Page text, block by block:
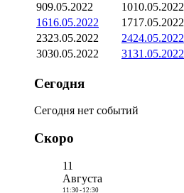
909.05.2022 1010.05.2022
1616.05.2022 1717.05.2022
2323.05.2022 2424.05.2022
3030.05.2022 3131.05.2022
Сегодня
Сегодня нет событий
Скоро
11
Августа
11:30- 12:30